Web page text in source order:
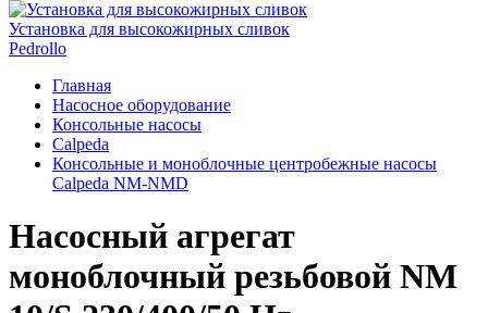
Установка для высокожирных сливок
Pedrollo
Главная
Насосное оборудование
Консольные насосы
Calpeda
Консольные и моноблочные центробежные насосы
Calpeda NM-NMD
Насосный агрегат
моноблочный резьбовой NM